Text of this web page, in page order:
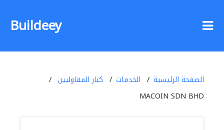
Buildeey
الصفحة الرئيسية الخدمات
كبار المقاوليين
MACOIN SDN BHD